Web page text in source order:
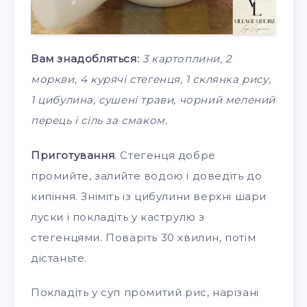
Вам знадобляться: 3 картоплини, 2
моркви, 4 курячі стегенця, 1 склянка рису,
1 цибулина, сушені трави, чорний мелений
перець і сіль за смаком.
Приготування. Стегенця добре
промийте, залийте водою і доведіть до
кипіння. Зніміть із цибулини верхні шари
луски і покладіть у каструлю з
стегенцями. Поваріть 30 хвилин, потім
дістаньте.
Покладіть у суп промитий рис, нарізані